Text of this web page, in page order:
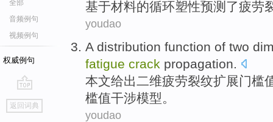
全部
音频例句
视频例句
权威例句
go
top
返回词典
基于材料的循环塑性预测了疲劳
youdao
A distribution function of two
fatigue crack propagation
本文给出 二维疲劳裂纹扩展门槛
槛值干涉模型。
youdao